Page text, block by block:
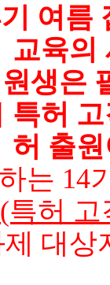
기 여름
교육의
생은
특허
허 출
는 14
특허
대